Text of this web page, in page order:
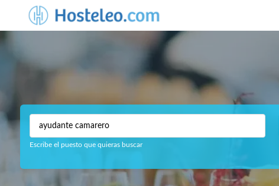
Escribe el puesto que quieras buscar